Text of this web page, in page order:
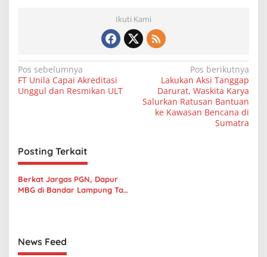
Ikuti Kami
N
a
a
s
i
s
Pos sebelumnya
FT Unila Capai Akreditasi
Unggul dan Resmikan ULT
Pos berikutnya
Lakukan Aksi Tanggap
Darurat, Waskita Karya
Salurkan Ratusan Bantuan
ke Kawasan Bencana di
Sumatra
Posting Terkait
Berkat Jargas PGN, Dapur
MBG di Bandar Lampung Tak
News Feed